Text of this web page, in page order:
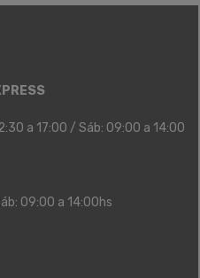
a 17:00 / Sáb: 09:00 a 14:00
09:00 a 14:00hs